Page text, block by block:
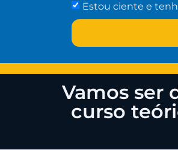
Estou ciente e
Vamos ser
curso